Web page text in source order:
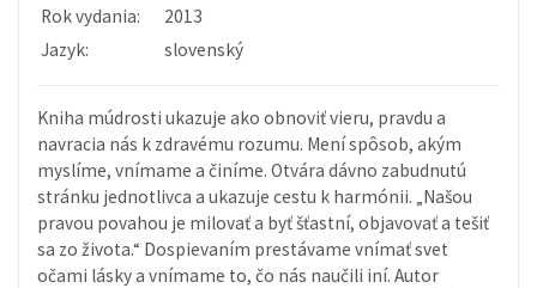
Rok vydania:
2013
Jazyk:
slovenský
Kniha múdrosti ukazuje ako obnoviť vieru, pravdu a
navracia nás k zdravému rozumu. Mení spôsob, akým
myslíme, vnímame a činíme. Otvára dávno zabudnutú
stránku jednotlivca a ukazuje cestu k harmónii. „Našou
pravou povahou je milovať a byť šťastní, objavovať a tešiť
sa zo života.“ Dospievaním prestávame vnímať svet
očami lásky a vnímame to, čo nás naučili iní. Autor